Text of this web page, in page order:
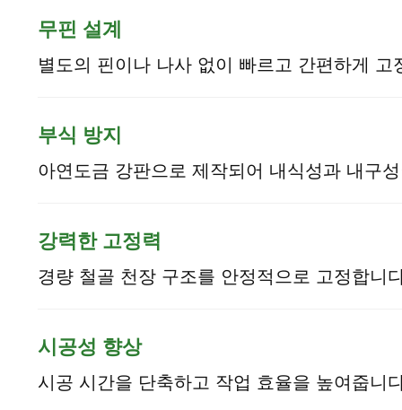
무핀 설계
별도의 핀이나 나사 없이 빠르고 간편하게 고
부식 방지
아연도금 강판으로 제작되어 내식성과 내구
강력한 고정력
경량 철골 천장 구조를 안정적으로 고정합니
시공성 향상
시공 시간을 단축하고 작업 효율을 높여줍니